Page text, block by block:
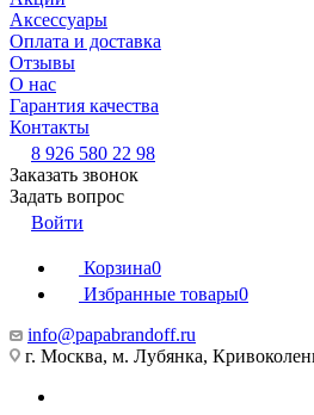
Аксессуары
Оплата и доставка
Отзывы
О нас
Гарантия качества
Контакты
8 926 580 22 98
Заказать звонок
Задать вопрос
Войти
Корзина0
Избранные товары0
info@papabrandoff.ru
г. Москва, м. Лубянка,